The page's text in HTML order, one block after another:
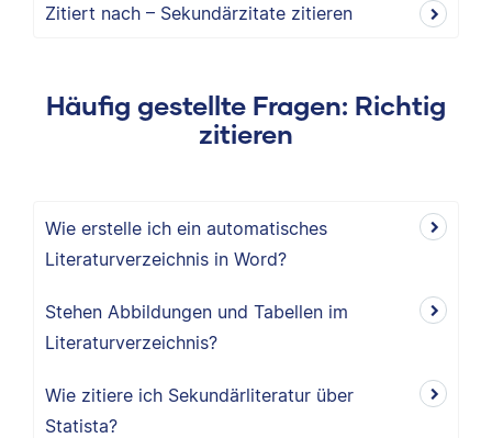
Zitiert nach – Sekundärzitate zitieren
Häufig gestellte Fragen: Richtig
zitieren
Wie erstelle ich ein automatisches
Literaturverzeichnis in Word?
Stehen Abbildungen und Tabellen im
Literaturverzeichnis?
Wie zitiere ich Sekundärliteratur über
Statista?